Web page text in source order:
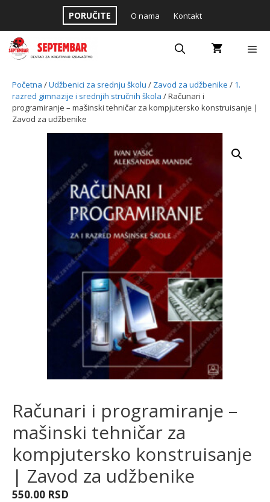
content
PORUČITE O nama Kontakt
Početna /Udžbenici za srednju školu / Zavod za udžbenike / 1.
razred gimnazije i srednjih stručnih škola / Računari i
programiranje – mašinski tehničar za kompjutersko konstruisanje |
Zavod za udžbenike
Računari i programiranje –
mašinski tehničar za
kompjutersko konstruisanje
| Zavod za udžbenike
550.00 RSD